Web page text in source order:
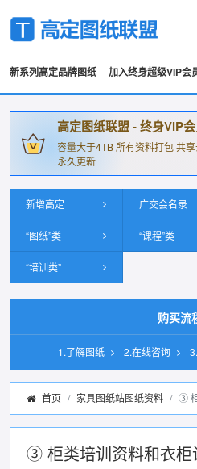
新系列高定品牌图纸 加入终身超级VIP会
高定图纸联盟 - 终身VIP
容量大于4TB 所有资料打包 共
永久更新
新增高定 广交会名录
“图纸”类 “课程”类
“培训类”
购买流
1.了解图纸 2.在线咨询
首页 家具图纸站图纸资料 ③
③ 柜类培训资料和衣柜